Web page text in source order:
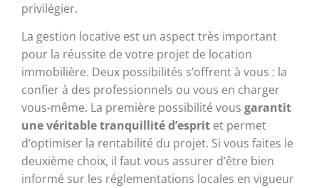
privilégier.
La gestion locative est un aspect très important
pour la réussite de votre projet de location
immobilière. Deux possibilités s’offrent à vous : la
confier à des professionnels ou vous en charger
vous-même. La première possibilité vous garantit
une véritable tranquillité d’esprit et permet
d’optimiser la rentabilité du projet. Si vous faites le
deuxième choix, il faut vous assurer d’être bien
informé sur les réglementations locales en vigueur